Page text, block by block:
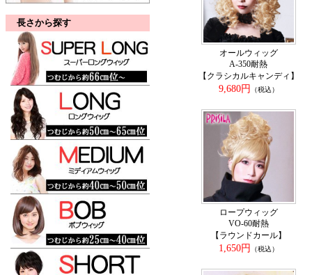
長さから探す
オールウィッグ
A-350耐熱
【クラシカルキャンディ】
9,680円
（税込）
ロープウィッグ
VO-60耐熱
【ラウンドカール】
1,650円
（税込）